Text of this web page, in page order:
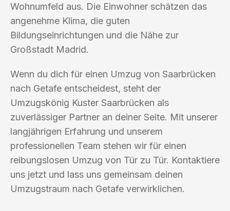
Wohnumfeld aus. Die Einwohner schätzen das
angenehme Klima, die guten
Bildungseinrichtungen und die Nähe zur
Großstadt Madrid.
Wenn du dich für einen Umzug von Saarbrücken
nach Getafe entscheidest, steht der
Umzugskönig Kuster Saarbrücken als
zuverlässiger Partner an deiner Seite. Mit unserer
langjährigen Erfahrung und unserem
professionellen Team stehen wir für einen
reibungslosen Umzug von Tür zu Tür. Kontaktiere
uns jetzt und lass uns gemeinsam deinen
Umzugstraum nach Getafe verwirklichen.